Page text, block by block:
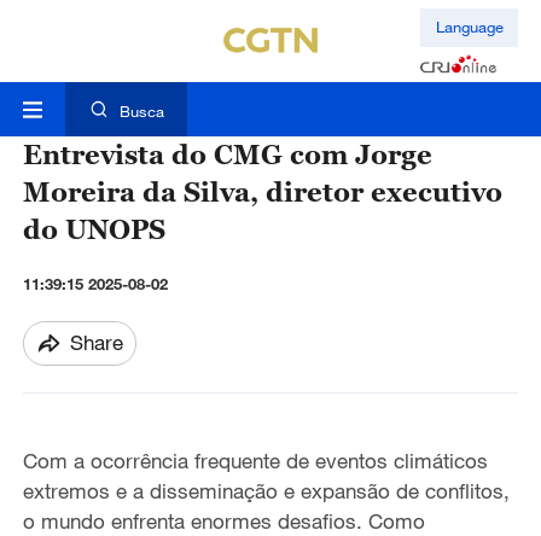
Language
Busca
Entrevista do CMG com Jorge
Moreira da Silva, diretor executivo
do UNOPS
11:39:15 2025-08-02
Share
Com a ocorrência frequente de eventos climáticos
extremos e a disseminação e expansão de conflitos,
o mundo enfrenta enormes desafios. Como